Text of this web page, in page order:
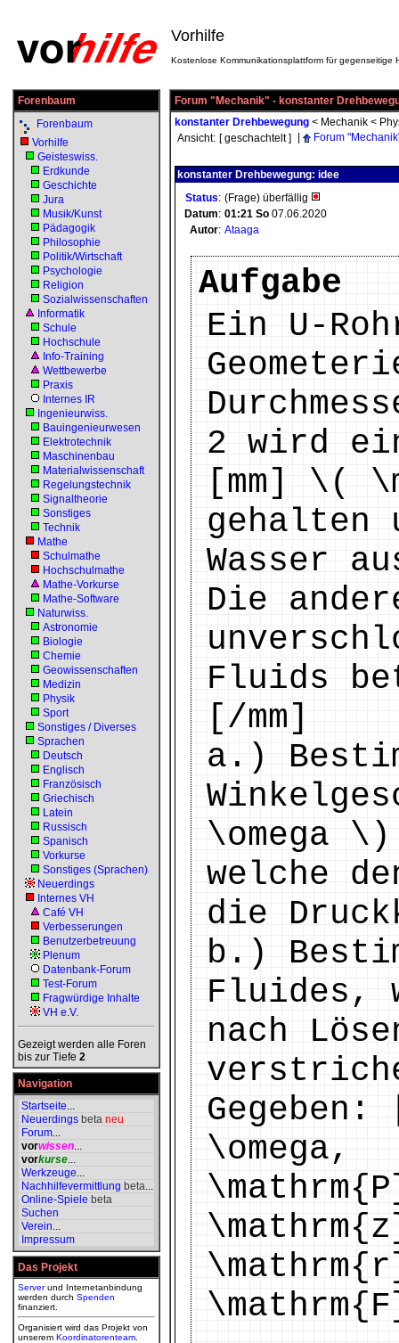
Vorhilfe
Kostenlose Kommunikationsplattform für gegenseitige
Forenbaum
Forenbaum
Vorhilfe
Geisteswiss.
Erdkunde
Geschichte
Jura
Musik/Kunst
Pädagogik
Philosophie
Politik/Wirtschaft
Psychologie
Religion
Sozialwissenschaften
Informatik
Schule
Hochschule
Info-Training
Wettbewerbe
Praxis
Internes IR
Ingenieurwiss.
Bauingenieurwesen
Elektrotechnik
Maschinenbau
Materialwissenschaft
Regelungstechnik
Signaltheorie
Sonstiges
Technik
Mathe
Schulmathe
Hochschulmathe
Mathe-Vorkurse
Mathe-Software
Naturwiss.
Astronomie
Biologie
Chemie
Geowissenschaften
Medizin
Physik
Sport
Sonstiges / Diverses
Sprachen
Deutsch
Englisch
Französisch
Griechisch
Latein
Russisch
Spanisch
Vorkurse
Sonstiges (Sprachen)
Neuerdings
Internes VH
Café VH
Verbesserungen
Benutzerbetreuung
Plenum
Datenbank-Forum
Test-Forum
Fragwürdige Inhalte
VH e.V.
Gezeigt werden alle Foren
bis zur Tiefe 2
Navigation
Startseite...
Neuerdings beta neu
Forum...
vorwissen...
vorkurse...
Werkzeuge...
Nachhilfevermittlung beta...
Online-Spiele beta
Suchen
Verein...
Impressum
Das Projekt
Serverund Internetanbindung
werden durch Spenden
finanziert.
Organisiert wird das Projekt von
unserem Koordinatorenteam
Forum "Mechanik" - konstanter
konstanter Drehbewegung < Mechanik <
Ansicht: [ geschachtelt ] Forum
konstanter Drehbewegung: idee
Status: (Frage) überfällig
Datum: 01:21 So 07.06.2020
Autor: Ataaga
Aufgabe
Ein U-
2 wird
[mm] \(
gehalten
Wasser
Die
Fluids
[/mm]
a.)
\omega
welche
die
b.)
Fluides,
nach
\omega,